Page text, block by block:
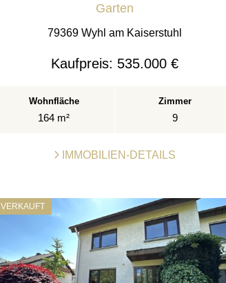
Garten
79369 Wyhl am Kaiserstuhl
Kaufpreis: 535.000 €
Wohnfläche
164 m²
Zimmer
9
IMMOBILIEN-DETAILS
VERKAUFT